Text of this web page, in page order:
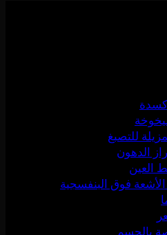
للتصبغ
الدهون
العين
فوق البنفسجية
بالجسم